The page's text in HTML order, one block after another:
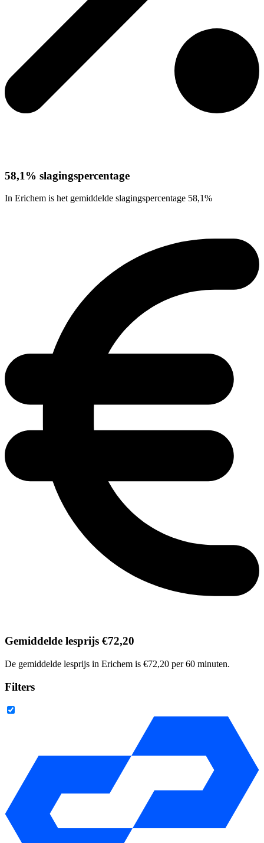
58,1% slagingspercentage
In Erichem is het gemiddelde slagingspercentage 58,1%
Gemiddelde lesprijs €72,20
De gemiddelde lesprijs in Erichem is €72,20 per 60 minuten.
Filters